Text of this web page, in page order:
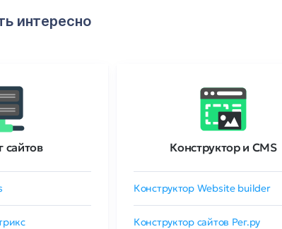
интересно
сайтов Конструктор и CMS
Конструктор Website builder
Конструктор сайтов Рег.ру